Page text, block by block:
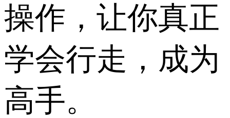
操作，让你真正
学会行走，成为
高手。